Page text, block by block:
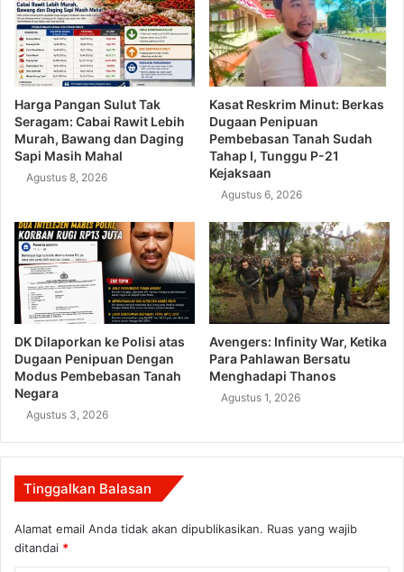
Harga Pangan Sulut Tak
Seragam: Cabai Rawit Lebih
Murah, Bawang dan Daging
Sapi Masih Mahal
Agustus 8, 2026
Kasat Reskrim Minut: Berkas
Dugaan Penipuan
Pembebasan Tanah Sudah
Tahap I, Tunggu P-21
Kejaksaan
Agustus 6, 2026
DK Dilaporkan ke Polisi atas
Dugaan Penipuan Dengan
Modus Pembebasan Tanah
Negara
Agustus 3, 2026
Avengers: Infinity War, Ketika
Para Pahlawan Bersatu
Menghadapi Thanos
Agustus 1, 2026
Tinggalkan Balasan
Alamat email Anda tidak akan dipublikasikan. Ruas yang wajib
ditandai *